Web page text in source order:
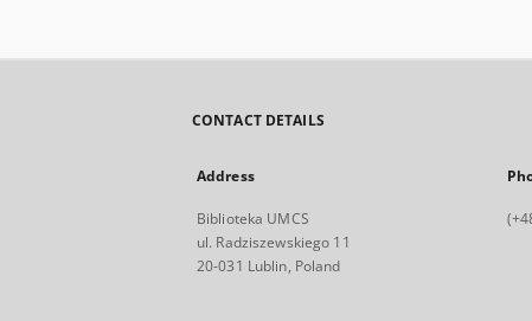
CONTACT DETAILS
Address
Biblioteka UMCS
ul. Radziszewskiego 11
20-031 Lublin, Poland